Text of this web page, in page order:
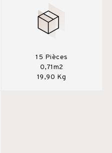
15 Pièces
0,71m2
19,90 Kg